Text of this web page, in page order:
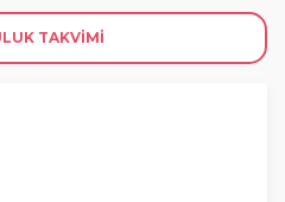
TAKVIMI